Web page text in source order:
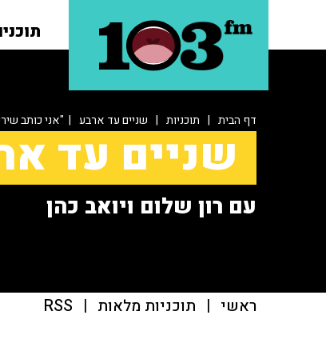
דף הבית | תוכניות | שניים עד ארבע | "אני כותב שירים מגיל 13, כתבתי
שניים עד
עם רון שלום ויואב כהן
ראשי | תוכניות מלאות |
RSS